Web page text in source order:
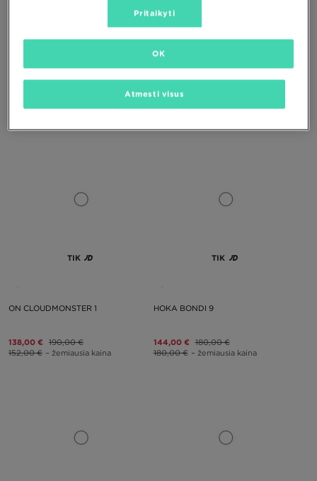
HOKA CLIFTON 10 ON CLOUDMONSTER VOID
TIK
ON CLOUDMONSTER 1
138,00 € 190,00 €
152,00 € – žemiausia kaina
TIK
HOKA BONDI 9
144,00 € 180,00 €
180,00 € – žemiausia kaina
Pritaikyti
Atmesti visus
OK